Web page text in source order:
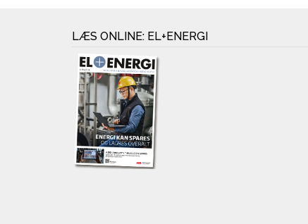
LÆS ONLINE: EL+ENERGI